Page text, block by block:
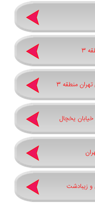
3
منطقه 3
یخچال
زیبادشت